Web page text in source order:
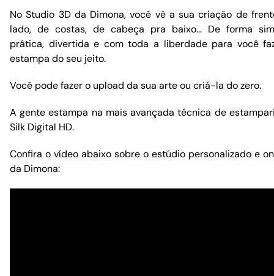
No Studio 3D da Dimona, você vê a sua criação de
lado, de costas, de cabeça pra baixo… De forma
prática, divertida e com toda a liberdade para você
estampa do seu jeito.
Você pode fazer o upload da sua arte ou criá-la do zero.
A gente estampa na mais avançada técnica de
Silk Digital HD.
Confira o vídeo abaixo sobre o estúdio personalizado e
da Dimona: